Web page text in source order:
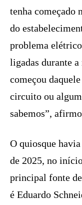
tenha começado
do
problema
ligadas durante
começou
circuito ou
sabemos”,
O quiosque
de 2025, no
principal fonte
é Eduardo